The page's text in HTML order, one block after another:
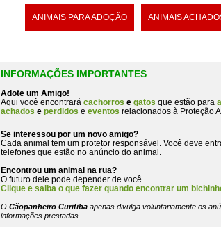
ANIMAIS PARA ADOÇÃO ANIMAIS
INFORMAÇÕES IMPORTANTES
Adote um Amigo!
Aqui você encontrará cachorros e gatos que estão para
achados e perdidos e eventos relacionados à Proteção
Se interessou por um novo amigo?
Cada animal tem um protetor responsável. Você deve
telefones que estão no anúncio do animal
Encontrou um animal na rua?
O futuro dele pode depender de você.
Clique e saiba o que fazer quando encontrar um
O Cãopanheiro Curitiba apenas divulga voluntariamente os
informações prestadas.